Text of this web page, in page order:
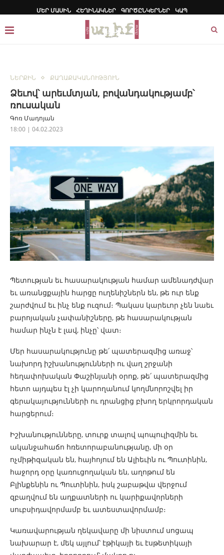
ՄԵՐ ՄԱՍԻՆ ՀԵՂԻՆԱԿՆԵՐ ԳՈՐԾԸՆԿԵՐՆԵՐ ԿԱՊ
ՆԵՐՔԻՆ ՔԱՂԱՔԱԿԱՆՈՒԹՅՈՒՆ
Ձեւով՝ արեւմտյան, բովանդակությամբ՝
ռուսական
Գոռ Մադոյան
18:00 | 04.02.2023
Պետության եւ հասարակության համար ամենադժվար
եւ առանցքային հարցը ուղենիշներն են, թե ուր ենք
շարժվում եւ ինչ ենք ուզում։ Պակաս կարեւոր չեն նաեւ
բարոյական չափանիշները, թե հասարակության
համար ինչն է լավ, ինչը՝ վատ։
Մեր հասարակությունը թե՛ պատերազմից առաջ՝
նախորդ իշխանությունների ու վաղ շրջանի
հեղափոխական Փաշինյանի օրոք, թե՛ պատերազմից
հետո այդպես էլ չի կարողանում կողմնորոշվել իր
գերակայությունների ու դրանցից բխող երկրորդական
հարցերում։
Իշխանությունները, տուրք տալով պոպուլիզմին եւ
ականջահաճո հռետորաբանությանը, մի օր
ոչմիթիզական են, հայհոյում են Ալիեւին ու Պուտինին,
հաջորդ օրը կառուցողական են, աղոթում են
Բլինքենին ու Պուտինին, իսկ շաբաթվա վերջում
զբաղվում են աղքատների ու կարիքավորների
սուբսիդավորմամբ եւ ատեստավորմամբ։
Կառավարության ղեկավարը մի նիստում սոցապ
նախարար է, մեկ այլում՝ էթիկայի եւ էսթետիկայի